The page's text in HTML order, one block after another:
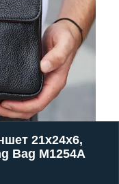
21х24х6,
Bag M1254A